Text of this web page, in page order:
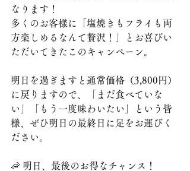
なります！
​多くのお客様に「塩焼きもフライも両
方楽しめるなんて贅沢！」とお喜びい
ただいてきたこのキャンペーン。
明日を過ぎますと通常価格（3,800円）
に戻りますので、「まだ食べていな
い」「もう一度味わいたい」という皆
様、ぜひ明日の最終日に足をお運びく
ださい。
​🦐 明日、最後のお得なチャンス！